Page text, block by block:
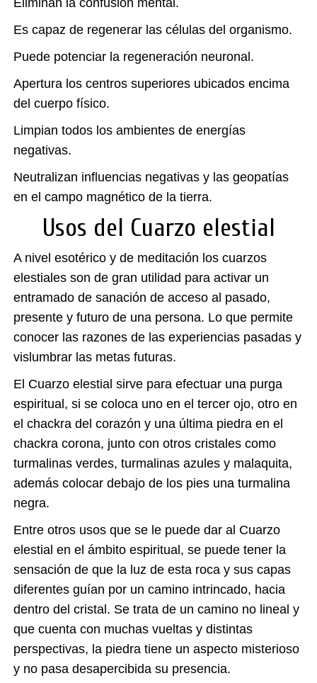
Eliminan la confusión mental.
Es capaz de regenerar las células del organismo.
Puede potenciar la regeneración neuronal.
Apertura los centros superiores ubicados encima
del cuerpo físico.
Limpian todos los ambientes de energías
negativas.
Neutralizan influencias negativas y las geopatías
en el campo magnético de la tierra.
Usos del Cuarzo elestial
A nivel esotérico y de meditación los cuarzos
elestiales son de gran utilidad para activar un
entramado de sanación de acceso al pasado,
presente y futuro de una persona. Lo que permite
conocer las razones de las experiencias pasadas y
vislumbrar las metas futuras.
El Cuarzo elestial sirve para efectuar una purga
espiritual, si se coloca uno en el tercer ojo, otro en
el chackra del corazón y una última piedra en el
chackra corona, junto con otros cristales como
turmalinas verdes, turmalinas azules y malaquita,
además colocar debajo de los pies una turmalina
negra.
Entre otros usos que se le puede dar al Cuarzo
elestial en el ámbito espiritual, se puede tener la
sensación de que la luz de esta roca y sus capas
diferentes guían por un camino intrincado, hacia
dentro del cristal. Se trata de un camino no lineal y
que cuenta con muchas vueltas y distintas
perspectivas, la piedra tiene un aspecto misterioso
y no pasa desapercibida su presencia.